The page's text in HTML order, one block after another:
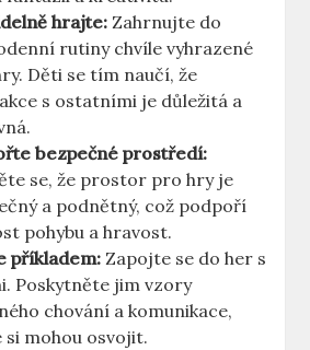
hrajte: Zahrnujte do
rutiny chvíle vyhrazené
Děti se tím naučí, že
s ostatními je důležitá a
bezpečné prostředí:
se, že prostor pro hry je
a podnětný, což podpoří
pohybu a hravost.
příkladem: Zapojte se do her s
Poskytněte jim vzory
chování a komunikace,
si mohou osvojit.